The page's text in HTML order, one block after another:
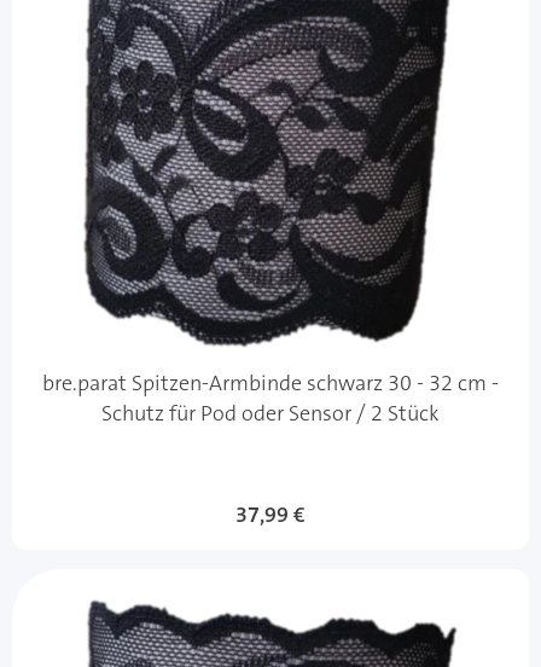
bre.parat Spitzen-Armbinde schwarz 30 - 32 cm -
Schutz für Pod oder Sensor / 2 Stück
37,99 €